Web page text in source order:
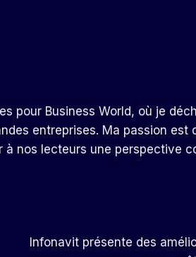
pour Business World, où je
entreprises. Ma passion est
nos lecteurs une perspective
Infonavit présente des